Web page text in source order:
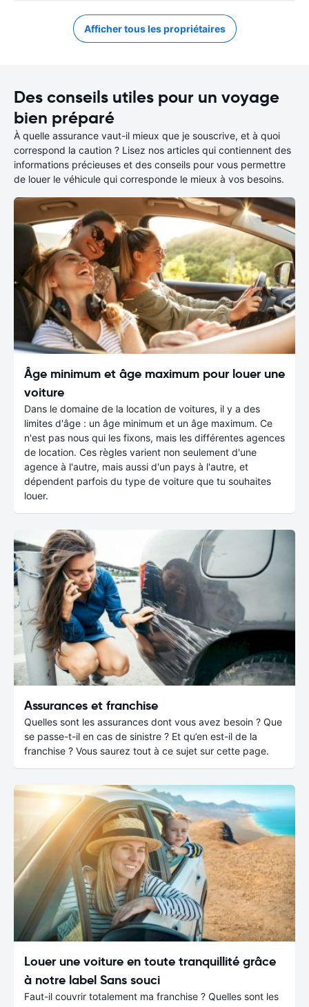
Afficher tous les propriétaires
Des conseils utiles pour un voyage
bien préparé
À quelle assurance vaut-il mieux que je souscrive, et à quoi
correspond la caution ? Lisez nos articles qui contiennent des
informations précieuses et des conseils pour vous permettre
de louer le véhicule qui corresponde le mieux à vos besoins.
Âge minimum et âge maximum pour louer une
voiture
Dans le domaine de la location de voitures, il y a des
limites d'âge : un âge minimum et un âge maximum. Ce
n'est pas nous qui les fixons, mais les différentes agences
de location. Ces règles varient non seulement d'une
agence à l'autre, mais aussi d'un pays à l'autre, et
dépendent parfois du type de voiture que tu souhaites
louer.
Assurances et franchise
Quelles sont les assurances dont vous avez besoin ? Que
se passe-t-il en cas de sinistre ? Et qu’en est-il de la
franchise ? Vous saurez tout à ce sujet sur cette page.
Louer une voiture en toute tranquillité grâce
à notre label Sans souci
Faut-il couvrir totalement ma franchise ? Quelles sont les